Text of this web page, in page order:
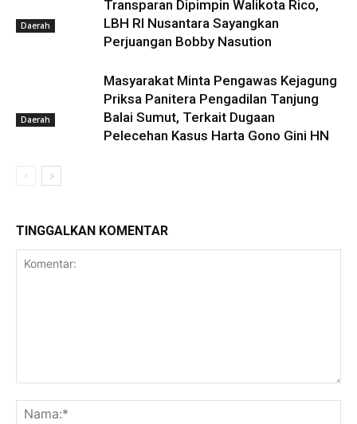
Daerah
Transparan Dipimpin Walikota Rico,
LBH RI Nusantara Sayangkan
Perjuangan Bobby Nasution
Daerah
Masyarakat Minta Pengawas Kejagung
Priksa Panitera Pengadilan Tanjung
Balai Sumut, Terkait Dugaan
Pelecehan Kasus Harta Gono Gini HN
TINGGALKAN KOMENTAR